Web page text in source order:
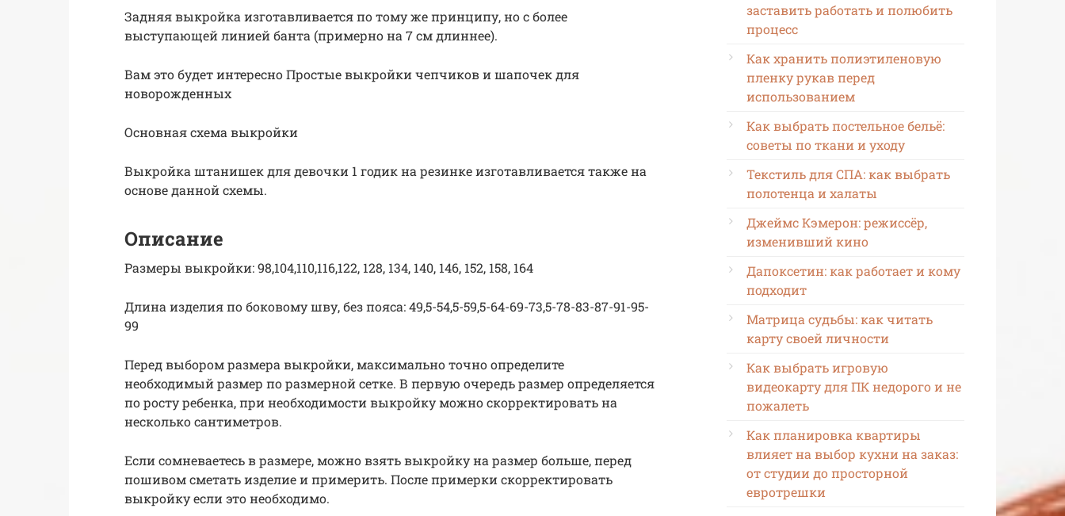
Задняя выкройка изготавливается по тому же принципу, но с более
выступающей линией банта (примерно на 7 см длиннее).
Вам это будет интересно Простые выкройки чепчиков и шапочек для
новорожденных
Основная схема выкройки
Выкройка штанишек для девочки 1 годик на резинке изготавливается также на
основе данной схемы.
Описание
Размеры выкройки: 98,104,110,116,122, 128, 134, 140, 146, 152, 158, 164
Длина изделия по боковому шву, без пояса: 49,5-54,5-59,5-64-69-73,5-78-83-87-91-95-
99
Перед выбором размера выкройки, максимально точно определите
необходимый размер по размерной сетке. В первую очередь размер определяется
по росту ребенка, при необходимости выкройку можно скорректировать на
несколько сантиметров.
Если сомневаетесь в размере, можно взять выкройку на размер больше, перед
пошивом сметать изделие и примерить. После примерки скорректировать
выкройку если это необходимо.
заставить работать и полюбить
процесс
Как хранить полиэтиленовую
пленку рукав перед
использованием
Как выбрать постельное бельё:
советы по ткани и уходу
Текстиль для СПА: как выбрать
полотенца и халаты
Джеймс Кэмерон: режиссёр,
изменивший кино
Дапоксетин: как работает и кому
подходит
Матрица судьбы: как читать
карту своей личности
Как выбрать игровую
видеокарту для ПК недорого и не
пожалеть
Как планировка квартиры
влияет на выбор кухни на заказ:
от студии до просторной
евротрешки